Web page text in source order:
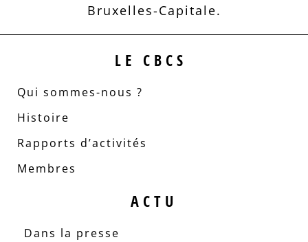
Bruxelles-Capitale.
LE CBCS
Qui sommes-nous ?
Histoire
Rapports d’activités
Membres
ACTU
Dans la presse